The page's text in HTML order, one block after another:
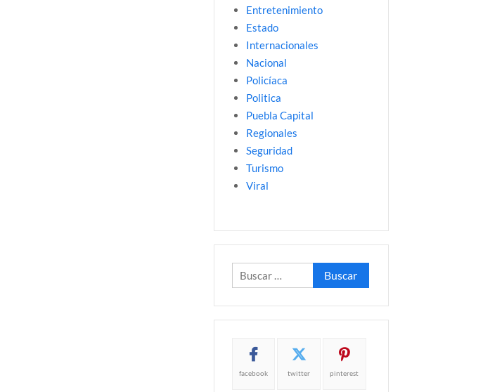
Entretenimiento
Estado
Internacionales
Nacional
Policíaca
Politica
Puebla Capital
Regionales
Seguridad
Turismo
Viral
Buscar:
facebook twitter pinterest